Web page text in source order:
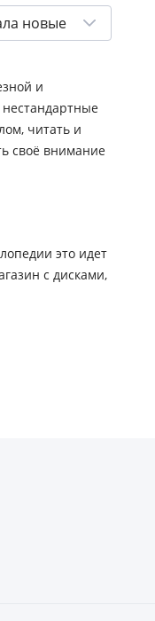
новые
и
читать и
своё внимание
это идет
с дисками,